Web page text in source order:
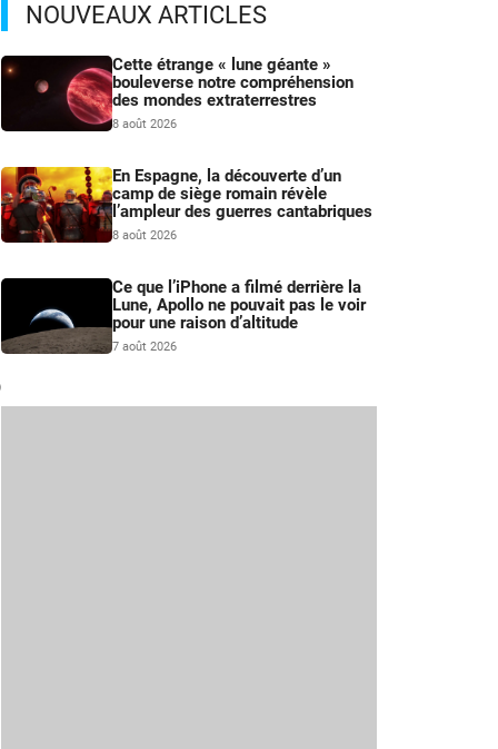
NOUVEAUX ARTICLES
Cette étrange « lune géante »
bouleverse notre compréhension
des mondes extraterrestres
8 août 2026
En Espagne, la découverte d’un
camp de siège romain révèle
l’ampleur des guerres cantabriques
8 août 2026
Ce que l’iPhone a filmé derrière la
Lune, Apollo ne pouvait pas le voir
pour une raison d’altitude
7 août 2026